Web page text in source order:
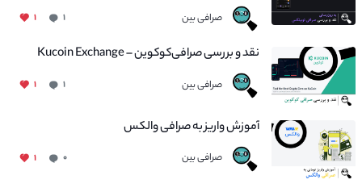
صرافی بین ۱ ۱
نقد و بررسی صرافی‌کوکوین – Kucoin Exchange
صرافی بین ۱ ۱
آموزش واریز به صرافی والکس
صرافی بین ۰ ۱